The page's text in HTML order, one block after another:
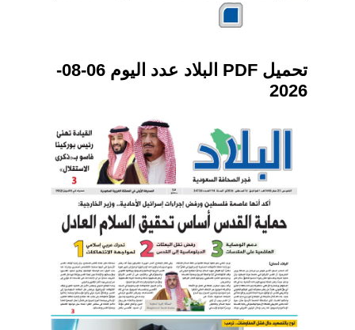
تحميل PDF البلاد عدد اليوم 06-08-
2026